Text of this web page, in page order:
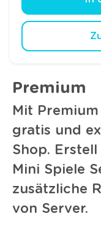
Premium
Mit
gratis und
Shop.
Mini Spiele
zusätzliche
von Server.